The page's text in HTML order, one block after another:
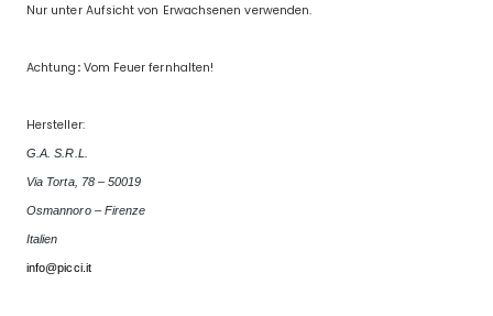
Nur unter Aufsicht von Erwachsenen verwenden.
Achtung :Vom Feuer fernhalten!
Hersteller:
G.A. S.R.L.
Via Torta, 78 – 50019
Osmannoro – Firenze
Italien
info@picci.it